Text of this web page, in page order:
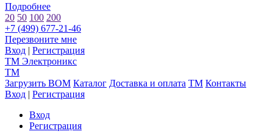
Подробнее
20 50 100 200
+7 (499) 677-21-46
Перезвоните мне
Вход | Регистрация
TM Электроникс
TM
Загрузить BOM Каталог Доставка и оплата TM Контакты
Вход | Регистрация
Вход
Регистрация